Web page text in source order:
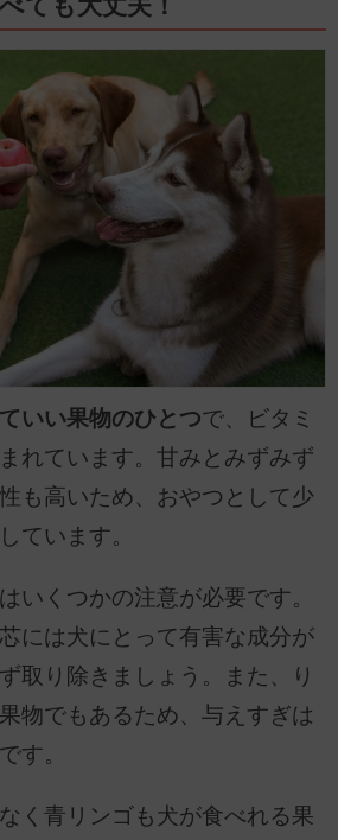
いい果物のひとつで、ビタミ
れています。甘みとみずみず
も高いため、おやつとして少
ています。
いくつかの注意が必要です。
には犬にとって有害な成分が
取り除きましょう。また、り
物でもあるため、与えすぎは
す。
く青リンゴも犬が食べれる果